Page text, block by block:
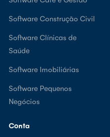
Software Construção Civil
Software Clínicas de
Saúde
Software Imobiliárias
Software Pequenos
Negócios
Conta